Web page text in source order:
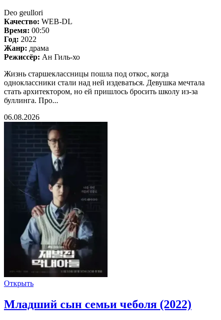
Deo geullori
Качество: WEB-DL
Время: 00:50
Год: 2022
Жанр: драма
Режиссёр: Ан Гиль-хо
Жизнь старшеклассницы пошла под откос, когда
одноклассники стали над ней издеваться. Девушка мечтала
стать архитектором, но ей пришлось бросить школу из-за
буллинга. Про...
06.08.2026
Открыть
Младший сын семьи чеболя (2022)